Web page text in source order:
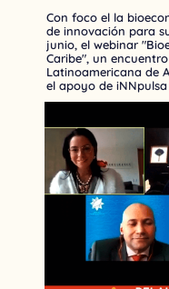
Con foco el la
de innovación para
junio, el webinar
Caribe", un
Latinoamericana de
el apoyo de iNNpulsa